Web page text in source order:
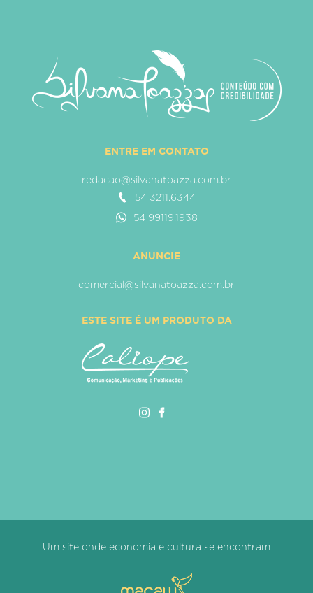
ENTRE EM CONTATO
redacao@silvanatoazza.com.br
54 3211.6344
54 99119.1938
ANUNCIE
comercial@silvanatoazza.com.br
ESTE SITE É UM PRODUTO DA
Um site onde economia e cultura se encontram